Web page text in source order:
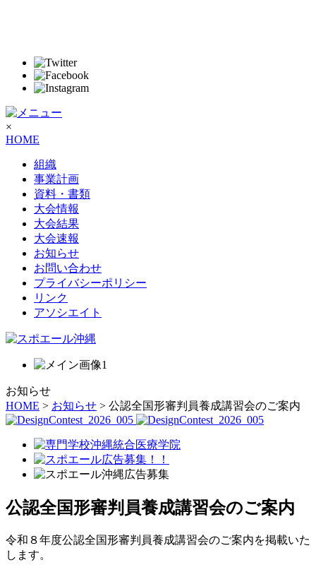
×
HOME
組織
事業計画
資料・書類
大会情報
大会結果
大会速報
お知らせ
お問い合わせ
プライバシーポリシー
リンク
アソシエイト
お知らせ
HOME > お知らせ > 公認全国形審判員養成講習会のご案内
公認全国形審判員養成講習会のご案内
令和８年度公認全国形審判員養成講習会のご案内を掲載いた
します。